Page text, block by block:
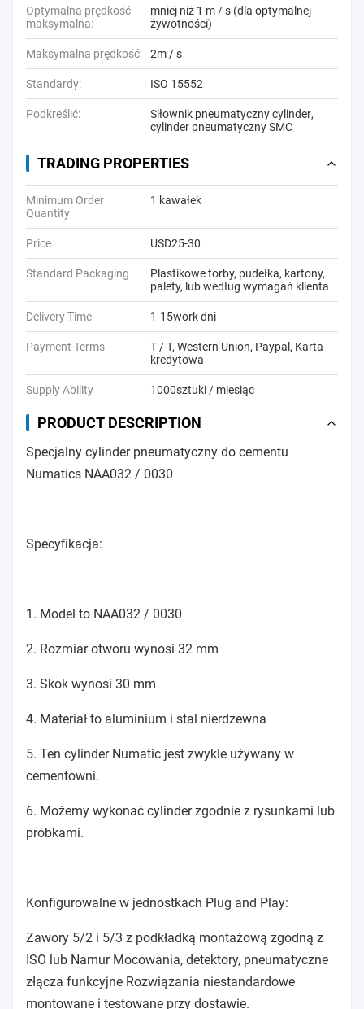
Optymalna prędkość
maksymalna:
mniej niż 1 m / s (dla optymalnej
żywotności)
Maksymalna prędkość: 2m / s
Standardy: ISO 15552
Podkreślić: Siłownik pneumatyczny cylinder,
cylinder pneumatyczny SMC
TRADING PROPERTIES
Minimum Order
Quantity
1 kawałek
Price USD25-30
Standard Packaging
Plastikowe torby, pudełka, kartony,
palety, lub według wymagań klienta
Delivery Time 1-15work dni
Payment Terms
T / T, Western Union, Paypal, Karta
kredytowa
Supply Ability 1000sztuki / miesiąc
PRODUCT DESCRIPTION
Specjalny cylinder pneumatyczny do cementu
Numatics NAA032 / 0030
Specyfikacja:
1. Model to NAA032 / 0030
2. Rozmiar otworu wynosi 32 mm
3. Skok wynosi 30 mm
4. Materiał to aluminium i stal nierdzewna
5. Ten cylinder Numatic jest zwykle używany w
cementowni.
6. Możemy wykonać cylinder zgodnie z rysunkami lub
próbkami.
Konfigurowalne w jednostkach Plug and Play:
Zawory 5/2 i 5/3 z podkładką montażową zgodną z
ISO lub Namur Mocowania, detektory, pneumatyczne
złącza funkcyjne Rozwiązania niestandardowe
montowane i testowane przy dostawie.